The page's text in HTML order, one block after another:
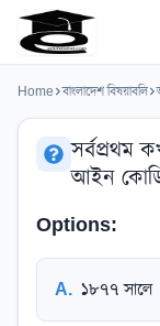
Home বাংলাদেশ বিষয়াবলি
সর্বপ্রথম
আইন
Options:
A. ১৮৭৭ সালে